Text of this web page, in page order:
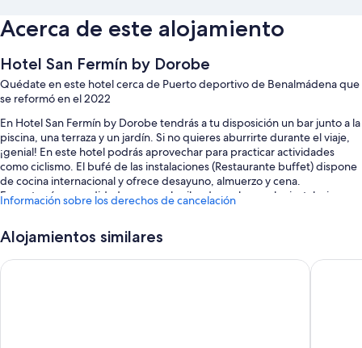
Acerca de este alojamiento
Hotel San Fermín by Dorobe
Quédate en este hotel cerca de Puerto deportivo de Benalmádena que
se reformó en el 2022
En Hotel San Fermín by Dorobe tendrás a tu disposición un bar junto a la
piscina, una terraza y un jardín. Si no quieres aburrirte durante el viaje,
¡genial! En este hotel podrás aprovechar para practicar actividades
como ciclismo. El bufé de las instalaciones (Restaurante buffet) dispone
de cocina internacional y ofrece desayuno, almuerzo y cena.
Encontrarás comodidades como alquiler de coches en las instalaciones y
También podrás disfrutar de otros servicios, como:
Una piscina al aire libre y una piscina infantil, con tumbonas y
Información sobre los derechos de cancelación
Alojamientos similares
Hotel Best Siroco Hotel